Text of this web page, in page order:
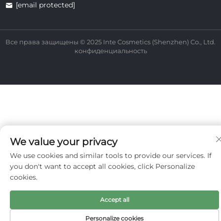
[email protected]
Все права защищены © 2025 Inte Cosmetics (Shenzhen) Co., Ltd.
конфиденциальность
We value your privacy
We use cookies and similar tools to provide our services. If
you don't want to accept all cookies, click Personalize
cookies.
Personalize cookies
Accept all